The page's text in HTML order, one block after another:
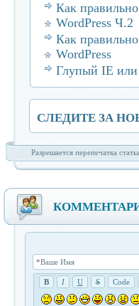
Как
WordPress Ч.2
Как
WordPress
Глупый IE или
СЛЕДИТЕ ЗА
Разрешается перепечатка
*Ваше Имя
B I U S Code